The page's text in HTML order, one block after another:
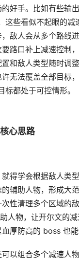
好手。比如有些输
些看似不起眼的
敌人会从多个路线
路口补上减速控制
和敌人类型随时调
无法覆盖全部目标
都处于可控情形。
心思路
得学会根据敌人类
辅助人物，形成大
性清理多个区域的
物，让开尔文的
厚防高的 boss 也能
以组合多个减速人